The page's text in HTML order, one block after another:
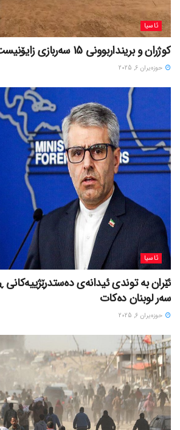
ئاسیا
کوژران و برینداربوونی 15 سەربازی زایۆنیست لە باشوری غەززە
حوزه‌یران 6, 2025
ئاسیا
ئێران بە توندی ئیدانەی
سەر لوبنان دەکات
حوزه‌یران 6, 2025